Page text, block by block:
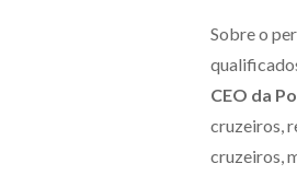
Sobre o
CEO da
cruzeiros,
cruzeiros,